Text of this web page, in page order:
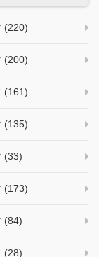
(220)
(200)
(161)
(135)
(33)
(173)
(84)
(28)